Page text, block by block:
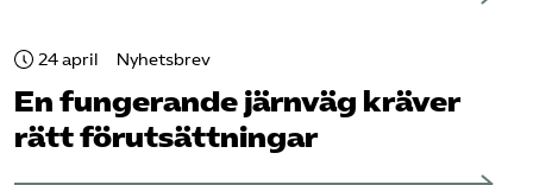
24 april Nyhetsbrev
En fungerande järnväg kräver
rätt förutsättningar